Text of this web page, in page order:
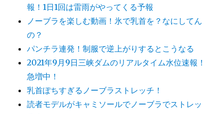
報！1日1回は雷雨がやってくる予報
ノーブラを楽しむ動画！氷で乳首を？なにしてん
の？
パンチラ連発！制服で逆上がりするとこうなる
2021年9月9日三峡ダムのリアルタイム水位速報！
急増中！
乳首ぽちすぎるノーブラストレッチ！
読者モデルがキャミソールでノーブラでストレッ